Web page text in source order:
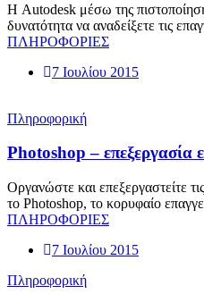
Η Autodesk μέσω της
δυνατότητα να αναδείξετε τις
ΠΛΗΡΟΦΟΡΙΕΣ
7 Ιουλίου 2015
Πληροφορική
Photoshop – επεξεργασία
Οργανώστε και επεξεργαστείτε
το Photoshop, το κορυφαίο
ΠΛΗΡΟΦΟΡΙΕΣ
7 Ιουλίου 2015
Πληροφορική